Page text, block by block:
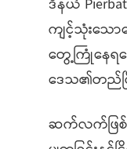
ဒီနယ်
ကျင့်သုံးသော
တွေ့ကြုံနေရသ
ဒေသ၏တည်င
ဆက်လက်ဖြစ်